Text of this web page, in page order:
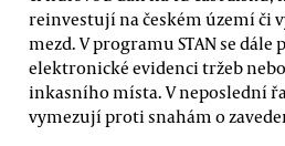
reinvestují na českém území či
mezd. V programu STAN se dále
elektronické evidenci tržeb
inkasního místa. V neposlední
vymezují proti snahám o